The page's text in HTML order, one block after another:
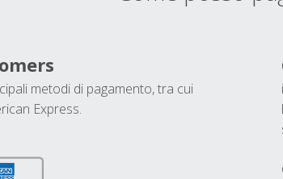
metodi di pagamento, tra cui
Express.